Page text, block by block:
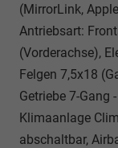
(MirrorLink,
Antriebsart:
(Vorderachse),
Felgen 7,5x18
Getriebe 7-Gang
Klimaanlage
abschaltbar,